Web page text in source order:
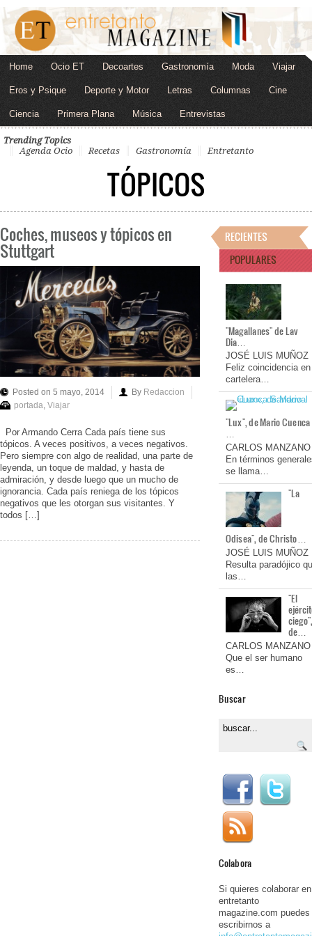
Home Ocio ET Decoartes Gastronomía Moda Viajar
Eros y Psique Deporte y Motor Letras Columnas Cine
Ciencia Primera Plana Música Entrevistas
Trending Topics
Agenda Ocio
Recetas Gastronomía Entretanto
TÓPICOS
Coches, museos y tópicos en
Stuttgart
Posted on 5 mayo, 2014 By Redaccion
portada, Viajar
Por Armando Cerra Cada país tiene sus
tópicos. A veces positivos, a veces negativos.
Pero siempre con algo de realidad, una parte de
leyenda, un toque de maldad, y hasta de
admiración, y desde luego que un mucho de
ignorancia. Cada país reniega de los tópicos
negativos que les otorgan sus visitantes. Y
todos […]
RECIENTES
POPULARES
"Magallanes" de Lav
Dia…
JOSÉ LUIS MUÑOZ
Feliz coincidencia en
cartelera…
"Lux", de Mario Cuenca
…
CARLOS MANZANO
En términos
se llama…
"La
Odisea", de Christo…
JOSÉ LUIS MUÑOZ
Resulta paradójico
las…
"El
de…
CARLOS MANZANO
Que el ser humano
es…
Buscar
Colabora
Si quieres colaborar en
entretanto
magazine.com puedes
escribirnos a